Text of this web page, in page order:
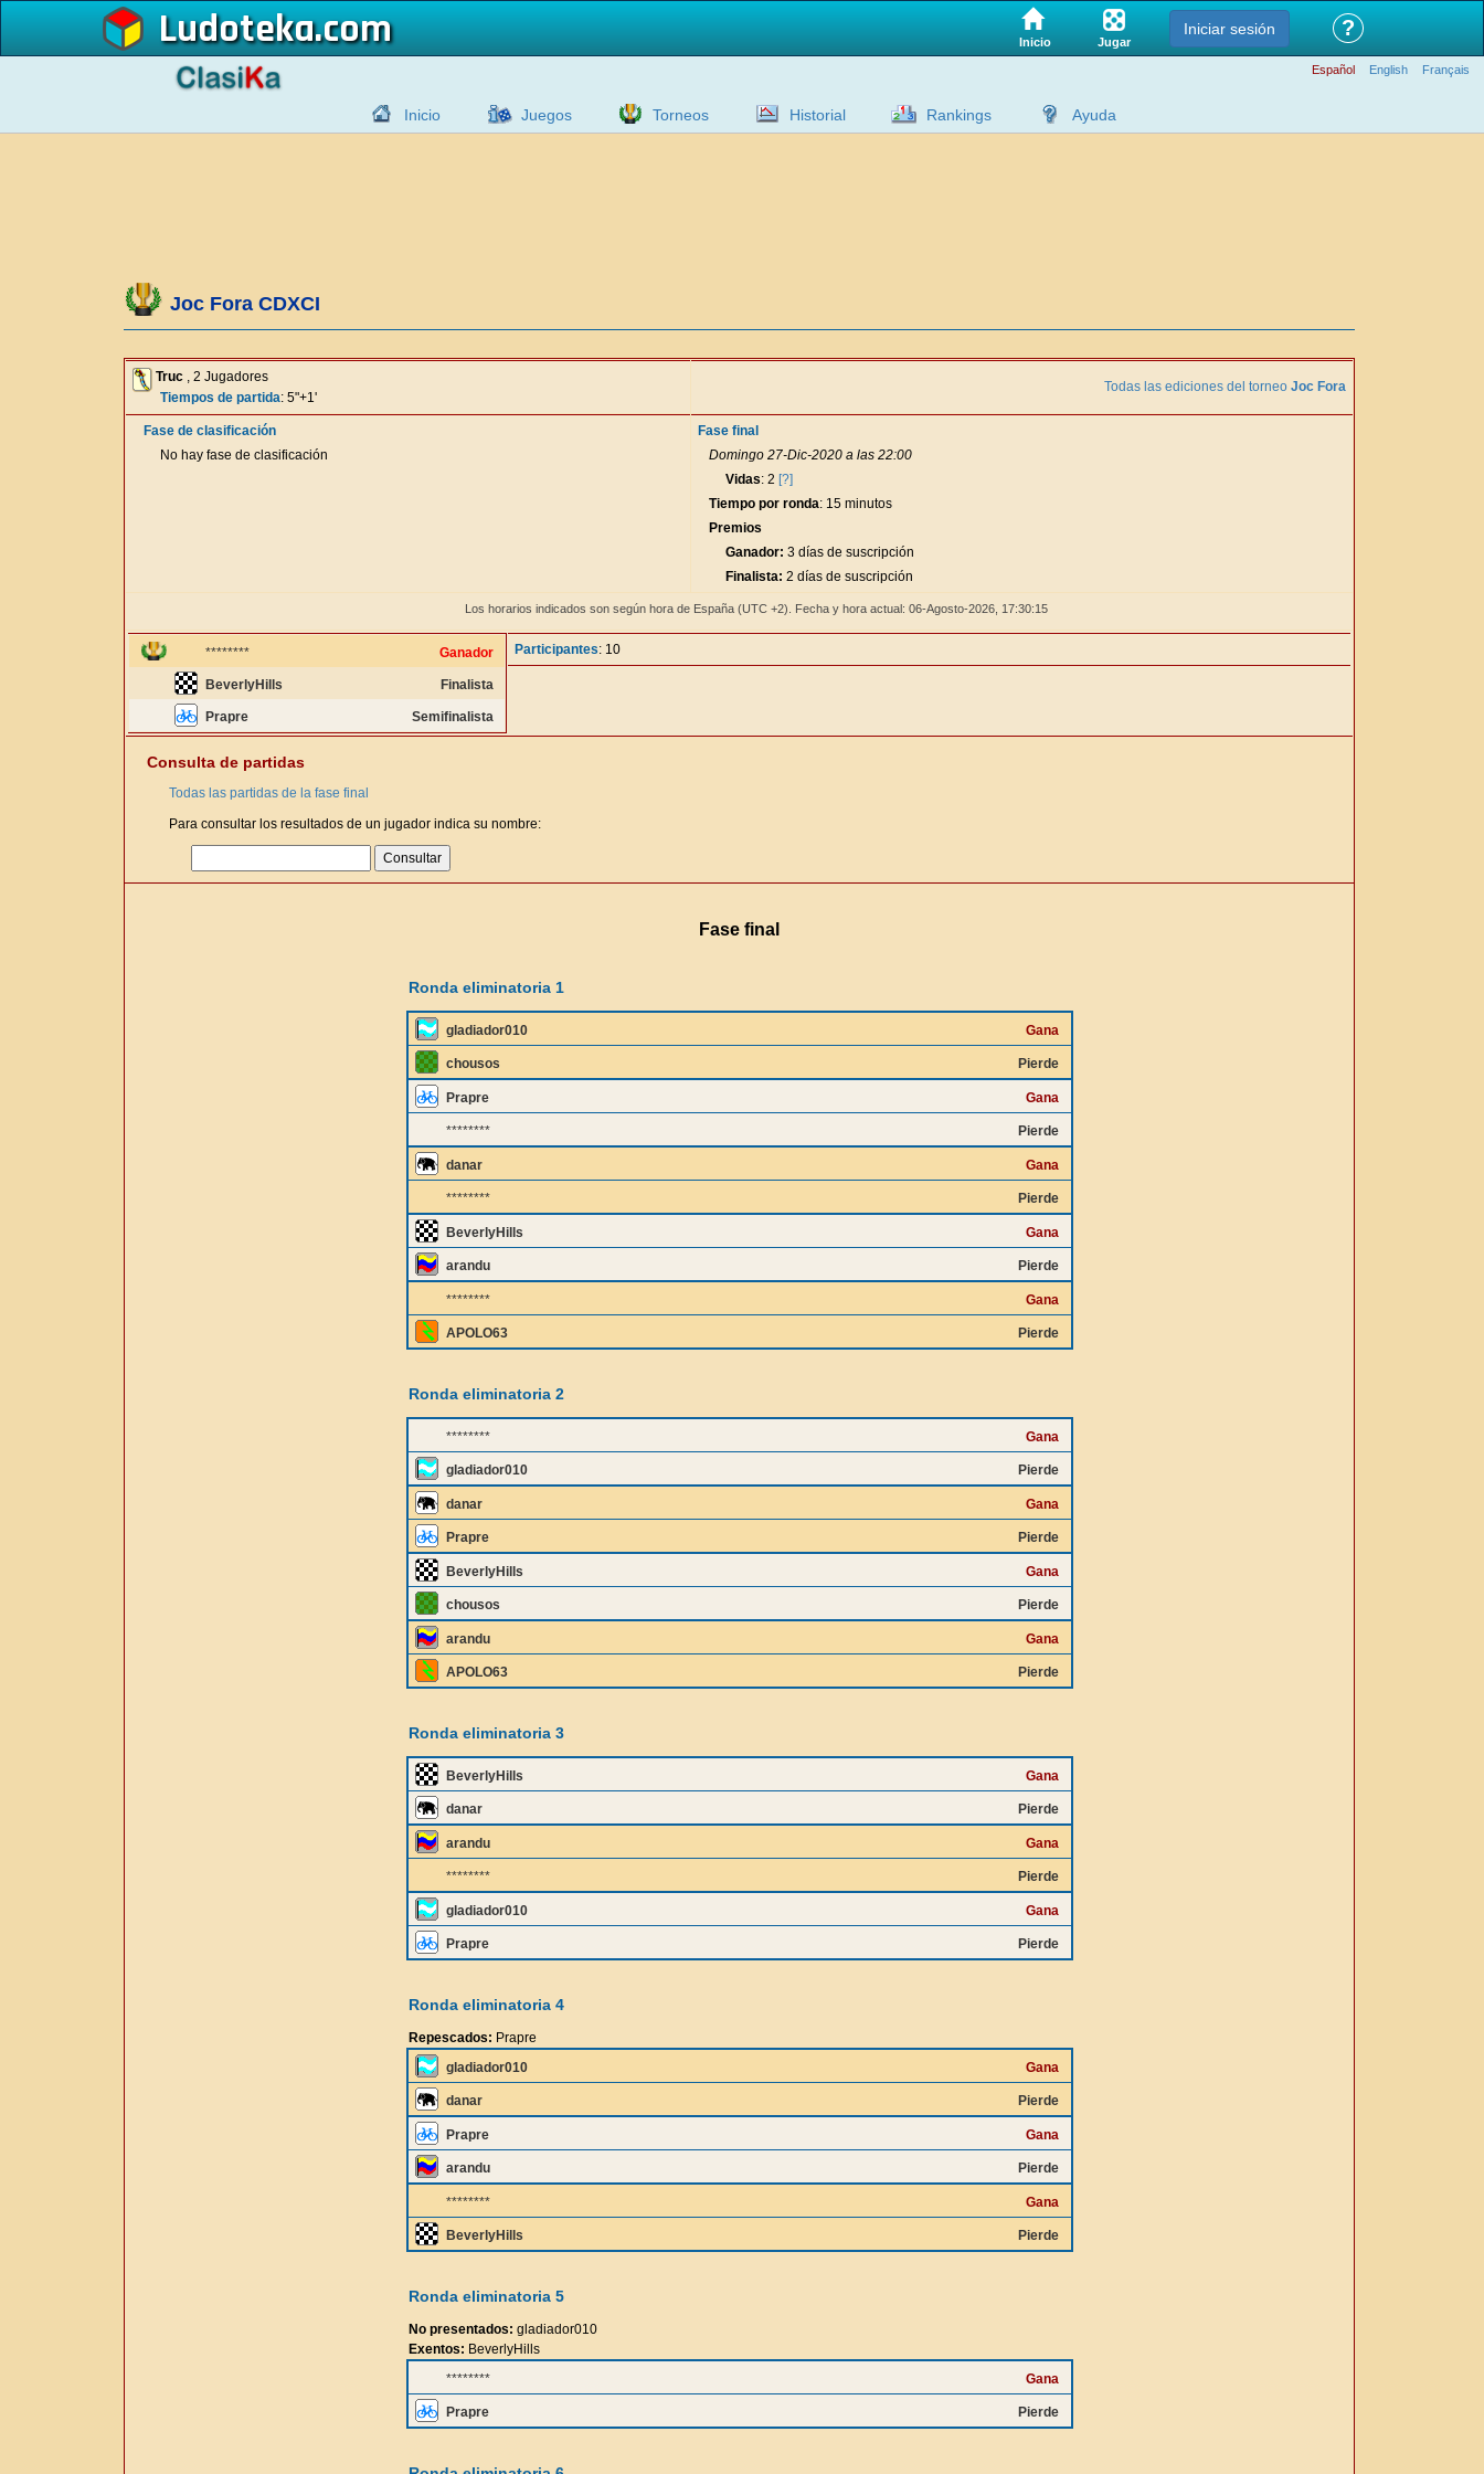
Ludoteka Inicio Jugar
Iniciar sesión ?
Español English Français
Inicio Juegos Torneos Historial Rankings Ayuda
Joc Fora CDXCI
Truc , 2 Jugadores
Tiempos de partida: 5"+1'
Todas las ediciones del torneo Joc Fora
Fase de clasificación
No hay fase de clasificación
Fase final
Domingo 27-Dic-2020 a las 22:00
Vidas: 2 [?]
Tiempo por ronda: 15 minutos
Premios
Ganador: 3 días de suscripción
Finalista: 2 días de suscripción
Los horarios indicados son según hora de España (UTC +2). Fecha y hora actual: 06-Agosto-2026, 17:30:16
******** Ganador
BeverlyHills Finalista
Prapre Semifinalista
Participantes: 10
Consulta de partidas
Todas las partidas de la fase final
Para consultar los resultados de un jugador indica su nombre:
Fase final
Ronda eliminatoria 1
gladiador010 Gana
chousos Pierde
Prapre Gana
******** Pierde
danar Gana
******** Pierde
BeverlyHills Gana
arandu Pierde
******** Gana
APOLO63 Pierde
Ronda eliminatoria 2
******** Gana
gladiador010 Pierde
danar Gana
Prapre Pierde
BeverlyHills Gana
chousos Pierde
arandu Gana
APOLO63 Pierde
Ronda eliminatoria 3
BeverlyHills Gana
danar Pierde
arandu Gana
******** Pierde
gladiador010 Gana
Prapre Pierde
Ronda eliminatoria 4
Repescados: Prapre
gladiador010
Gana
danar Pierde
Prapre Gana
arandu Pierde
******** Gana
BeverlyHills Pierde
Ronda eliminatoria 5
No presentados: gladiador010
Exentos: BeverlyHills
********
Gana
Prapre Pierde